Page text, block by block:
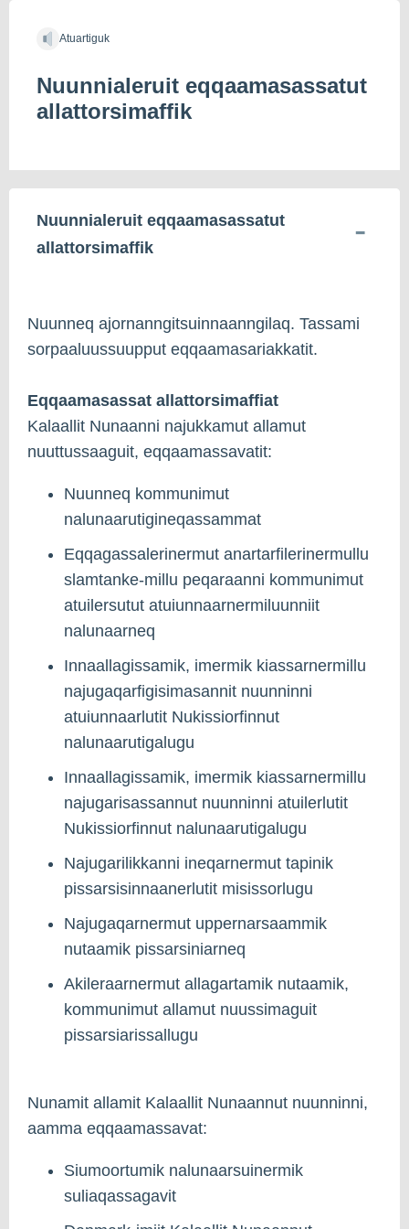
Atuartiguk
Nuunnialeruit eqqaamasassatut
allattorsimaffik
Nuunnialeruit eqqaamasassatut
allattorsimaffik
Nuunneq ajornanngitsuinnaanngilaq. Tassami
sorpaaluussuupput eqqaamasariakkatit.
Eqqaamasassat allattorsimaffiat
Kalaallit Nunaanni najukkamut allamut
nuuttussaaguit, eqqaamassavatit:
Nuunneq kommunimut
nalunaarutigineqassammat
Eqqagassalerinermut anartarfilerinermullu
slamtanke-millu peqaraanni kommunimut
atuilersutut atuiunnaarnermiluunniit
nalunaarneq
Innaallagissamik, imermik kiassarnermillu
najugaqarfigisimasannit nuunninni
atuiunnaarlutit Nukissiorfinnut
nalunaarutigalugu
Innaallagissamik, imermik kiassarnermillu
najugarisassannut nuunninni atuilerlutit
Nukissiorfinnut nalunaarutigalugu
Najugarilikkanni ineqarnermut tapinik
pissarsisinnaanerlutit misissorlugu
Najugaqarnermut uppernarsaammik
nutaamik pissarsiniarneq
Akileraarnermut allagartamik nutaamik,
kommunimut allamut nuussimaguit
pissarsiarissallugu
Nunamit allamit Kalaallit Nunaannut nuunninni,
aamma eqqaamassavat:
Siumoortumik nalunaarsuinermik
suliaqassagavit